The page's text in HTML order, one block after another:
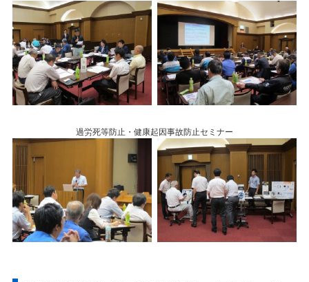
過労死等防止・健康起因事故防止セミナー